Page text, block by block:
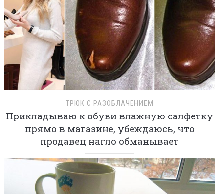
ТРЮК С РАЗОБЛАЧЕНИЕМ
Прикладываю к обуви влажную салфетку
прямо в магазине, убеждаюсь, что
продавец нагло обманывает